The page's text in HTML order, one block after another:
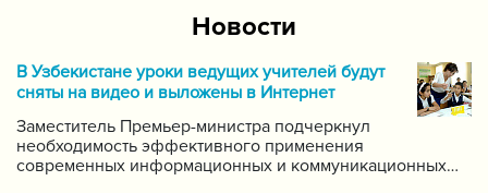
Новости
В Узбекистане уроки ведущих учителей будут
сняты на видео и выложены в Интернет
Заместитель Премьер-министра подчеркнул
необходимость эффективного применения
современных информационных и коммуникационных